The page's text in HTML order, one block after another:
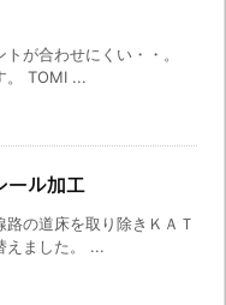
が合わせにくい・・。
。 TOMI ...
ール加工
路の道床を取り除きＫＡＴ
えました。 ...